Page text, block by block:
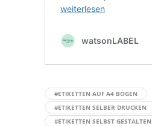
#ETIKETTEN AUF A4 BOGEN
#ETIKETTEN SELBER DRUCKEN
#ETIKETTEN SELBST GESTALTEN